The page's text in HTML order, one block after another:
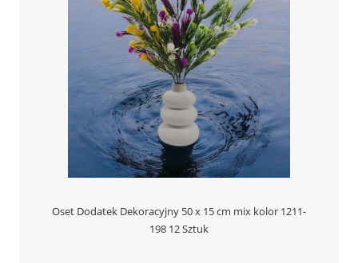
Oset Dodatek Dekoracyjny 50 x 15 cm mix kolor 1211-
198 12 Sztuk